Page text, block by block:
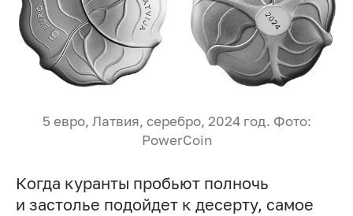
5 евро, Латвия, серебро, 2024 год. Фото:
PowerCoin
Когда куранты пробьют полночь
и застолье подойдет к десерту, самое